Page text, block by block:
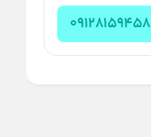
09128159458